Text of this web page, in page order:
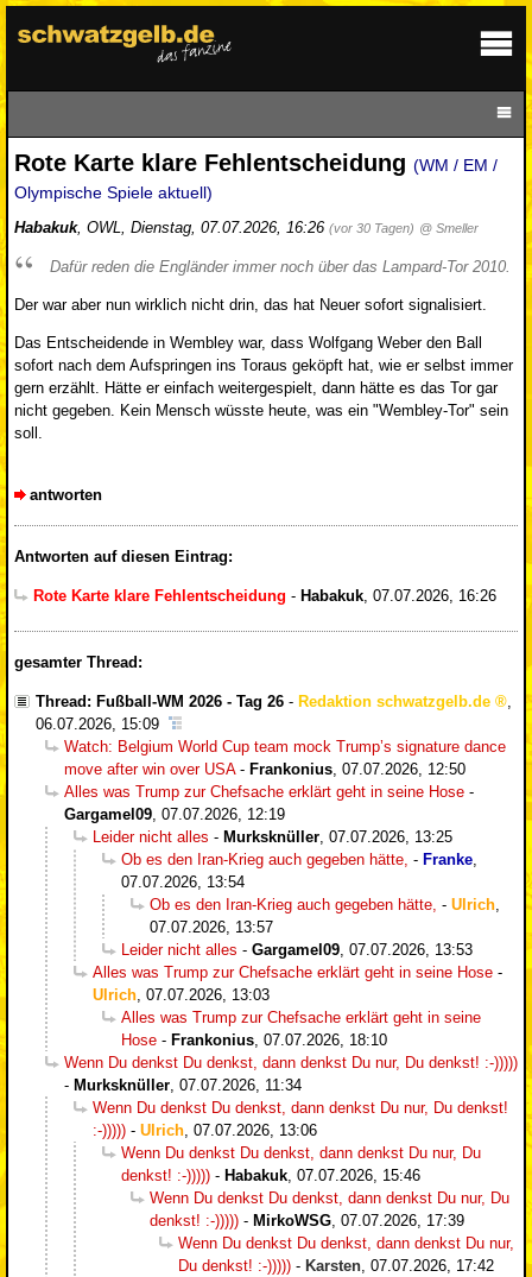
Rote Karte klare Fehlentscheidung (WM / EM /
Olympische Spiele aktuell)
Habakuk, OWL, Dienstag, 07.07.2026, 16:26 (vor 30 Tagen) @ Smeller
Dafür reden die Engländer immer noch über das Lampard-Tor 2010.
Der war aber nun wirklich nicht drin, das hat Neuer sofort signalisiert.
Das Entscheidende in Wembley war, dass Wolfgang Weber den Ball
sofort nach dem Aufspringen ins Toraus geköpft hat, wie er selbst immer
gern erzählt. Hätte er einfach weitergespielt, dann hätte es das Tor gar
nicht gegeben. Kein Mensch wüsste heute, was ein "Wembley-Tor" sein
soll.
antworten
Antworten auf diesen Eintrag:
Rote Karte klare Fehlentscheidung - Habakuk, 07.07.2026, 16:26
gesamter Thread:
Thread: Fußball-WM 2026 - Tag 26 - Redaktion schwatzgelb.de
,
06.07.2026, 15:09
Watch: Belgium World Cup team mock Trump’s signature dance
move after win over USA- Frankonius, 07.07.2026, 12:50
Alles was Trump zur Chefsache erklärt geht in seine Hose -
Gargamel09, 07.07.2026, 12:19
Leider nicht alles - Murksknüller, 07.07.2026, 13:25
Ob es den Iran-Krieg auch gegeben hätte, - Franke,
07.07.2026, 13:54
Ob es den Iran-Krieg auch gegeben hätte, - Ulrich,
07.07.2026, 13:57
Leider nicht alles - Gargamel09, 07.07.2026, 13:53
Alles was Trump zur Chefsache erklärt geht in seine Hose -
Ulrich, 07.07.2026, 13:03
Alles was Trump zur Chefsache erklärt geht in seine
Hose - Frankonius, 07.07.2026, 18:10
Wenn Du denkst Du denkst, dann denkst Du nur, Du denkst! :-)))))
- Murksknüller, 07.07.2026, 11:34
Wenn Du denkst Du denkst, dann denkst Du nur, Du denkst!
:-))))) - Ulrich, 07.07.2026, 13:06
Wenn Du denkst Du denkst, dann denkst Du nur, Du
denkst! :-))))) - Habakuk, 07.07.2026, 15:46
Wenn Du denkst Du denkst, dann denkst Du nur, Du
denkst! :-))))) - MirkoWSG, 07.07.2026, 17:39
Wenn Du denkst Du denkst, dann denkst Du nur,
Du denkst! :-))))) - Karsten, 07.07.2026, 17:42